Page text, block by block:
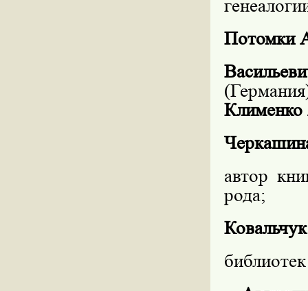
Потомки
Клименко
автор
рода;